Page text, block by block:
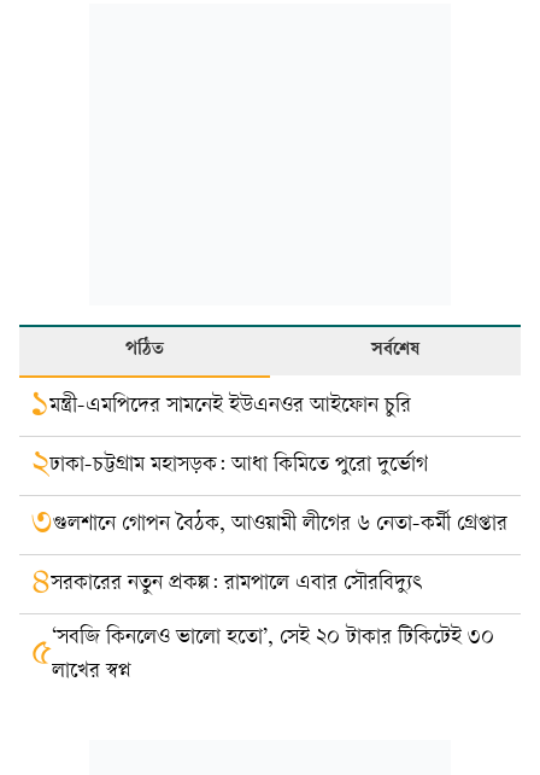
পঠিত সর্বশেষ
১মন্ত্রী-এমপিদের সামনেই ইউএনওর আইফোন চুরি
২ঢাকা-চট্টগ্রাম মহাসড়ক: আধা কিমিতে পুরো দুর্ভোগ
৩গুলশানে গোপন বৈঠক, আওয়ামী লীগের ৬ নেতা-কর্মী গ্রেপ্তার
৪সরকারের নতুন প্রকল্প: রামপালে এবার সৌরবিদ্যুৎ
৫‘সবজি কিনলেও ভালো হতো’, সেই ২০ টাকার টিকিটেই ৩০
লাখের স্বপ্ন